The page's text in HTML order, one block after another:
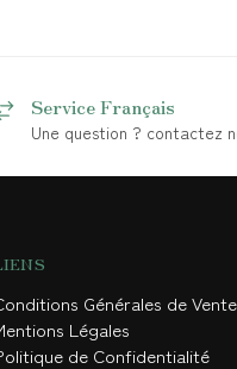
Service Français
Une question ? contactez
Générales de Vente
Légales
de Confidentialité